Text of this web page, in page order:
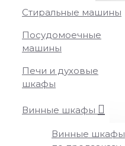
Стиральные машины
Посудомоечные
машины
Печи и духовые
шкафы
Винные шкафы
Винные шкафы